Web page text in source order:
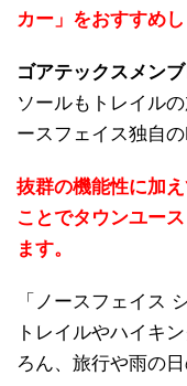
カー」をおすすめし
ゴアテックスメン
ソールもトレイル
ースフェイス独自
抜群の機能性に加
ことでタウンユー
ます。
「ノースフェイス
トレイルやハイキ
ろん、旅行や雨の